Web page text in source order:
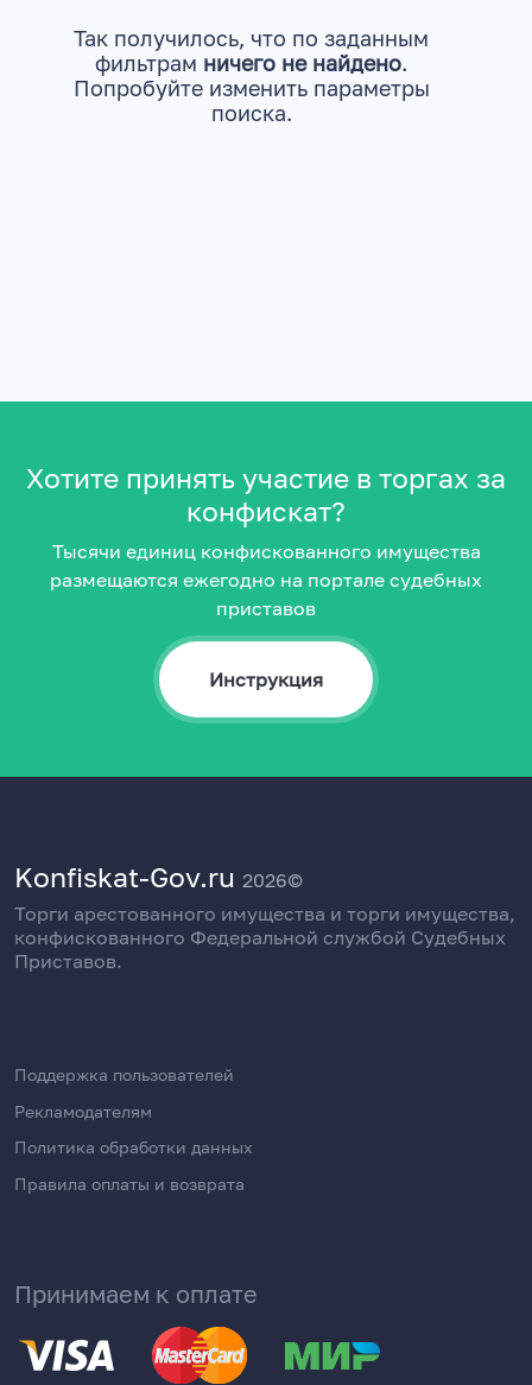
Так получилось, что по заданным
фильтрам ничего не найдено.
Попробуйте изменить параметры
поиска.
Хотите принять участие в торгах за
конфискат?
Тысячи единиц конфискованного имущества
размещаются ежегодно на портале судебных
приставов
Инструкция
Konfiskat-Gov.ru 2026©
Торги арестованного имущества и торги имущества,
конфискованного Федеральной службой Судебных
Приставов.
Поддержка пользователей
Рекламодателям
Политика обработки данных
Правила оплаты и возврата
Принимаем к оплате